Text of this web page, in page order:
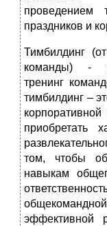
проведением
праздников и
Тимбилдинг
команды) -
тренинг
тимбилдинг –
приобретать
том, чтобы
навыкам
эффективной